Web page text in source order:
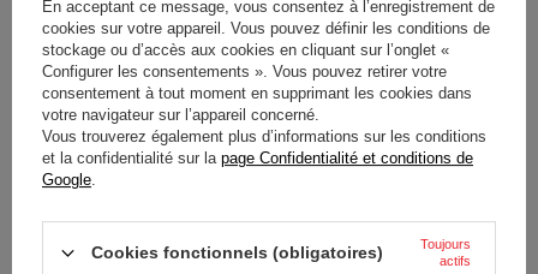
nécessaire au pilotage.
Esthétiquement, le design blanc et gris épuré est complété
par le logo Sparco distinctif sur le talon et la pointe. Chaque
détail, de la languette intégrée à la finition mate, est pensé
pour allier style professionnel etefficacité technique sur
circuit.
En acceptant ce message, vous consentez à l’enregistrement de
cookies sur votre appareil. Vous pouvez définir les conditions de
stockage ou d’accès aux cookies en cliquant sur l’onglet «
Configurer les consentements ». Vous pouvez retirer votre
consentement à tout moment en supprimant les cookies dans
votre navigateur sur l’appareil concerné.
Vous trouverez également plus d’informations sur les conditions
et la confidentialité sur la page Confidentialité et conditions de
Google.
Cookies fonctionnels (obligatoires)
Toujours
actifs